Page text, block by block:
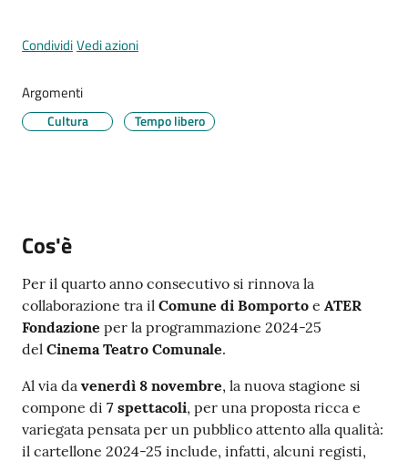
Tutti
argomenti...
CondividiVedi azioni
Argomenti
Cultura Tempo libero
Cos'è
Per il quarto anno consecutivo si rinnova la
collaborazione tra il Comune di Bomporto e ATER
Fondazione per la programmazione 2024-25
del Cinema Teatro Comunale.
Al via da venerdì 8 novembre, la nuova stagione si
compone di 7 spettacoli, per una proposta ricca e
variegata pensata per un pubblico attento alla qualità:
il cartellone 2024-25 include, infatti, alcuni registi,